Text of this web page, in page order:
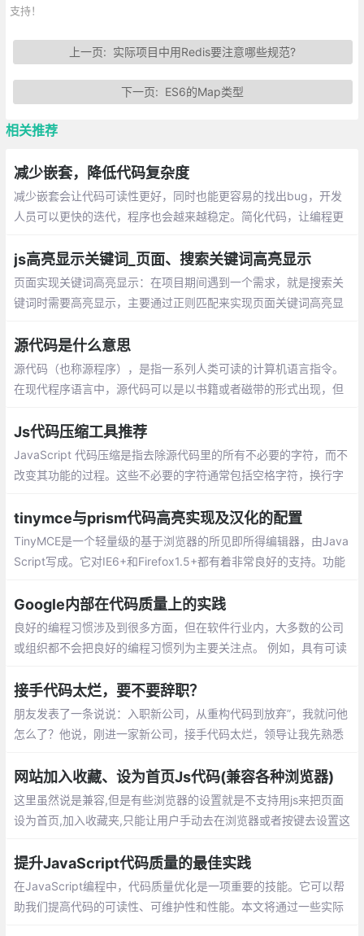
支持！
上一页: 实际项目中用Redis要注意哪些规范?
下一页: ES6的Map类型
相关推荐
减少嵌套，降低代码复杂度
减少嵌套会让代码可读性更好，同时也能更容易的找出bug，开发
人员可以更快的迭代，程序也会越来越稳定。简化代码，让编程更
js高亮显示关键词_页面、搜索关键词高亮显示
页面实现关键词高亮显示：在项目期间遇到一个需求，就是搜索关
键词时需要高亮显示，主要通过正则匹配来实现页面关键词高亮显
筛选出符合关键字的内容并将关键字高亮
源代码是什么意思
源代码（也称源程序），是指一系列人类可读的计算机语言指令。
在现代程序语言中，源代码可以是以书籍或者磁带的形式出现，但
算机程序。
Js代码压缩工具推荐
JavaScript 代码压缩是指去除源代码里的所有不必要的字符，而不
改变其功能的过程。这些不必要的字符通常包括空格字符，换行字
执行。
tinymce与prism代码高亮实现及汉化的配置
TinyMCE是一个轻量级的基于浏览器的所见即所得编辑器，由Java
Script写成。它对IE6+和Firefox1.5+都有着非常良好的支持。功能
Google内部在代码质量上的实践
良好的编程习惯涉及到很多方面，但在软件行业内，大多数的公司
或组织都不会把良好的编程习惯列为主要关注点。 例如，具有可读
义，前者的意义在于可以让代码更易于理解和修改。
接手代码太烂，要不要辞职？
朋友发表了一条说说：入职新公司，从重构代码到放弃”，我就问他
怎么了？他说，刚进一家新公司，接手代码太烂，领导让我先熟悉
网站加入收藏、设为首页Js代码(兼容各种浏览器)
这里虽然说是兼容,但是有些浏览器的设置就是不支持用js来把页面
设为首页,加入收藏夹,只能让用户手动去在浏览器或者按键去设置这
提升JavaScript代码质量的最佳实践
在JavaScript编程中，代码质量优化是一项重要的技能。它可以帮
助我们提高代码的可读性、可维护性和性能。本文将通过一些实际